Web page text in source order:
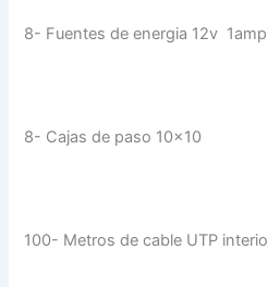
8- Fuentes de energia 12v 1amp
8- Cajas de paso 10×10
100- Metros de cable UTP